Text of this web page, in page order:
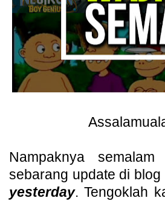
Nampaknya
sebarang update di
yesterday. Tengoklah